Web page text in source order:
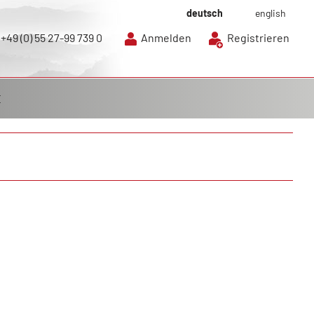
deutsch english
+49 (0) 55 27-99 739 0 Anmelden Registrieren